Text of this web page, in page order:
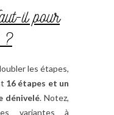
il pour
?
les étapes,
16 étapes et un
dénivelé. Notez,
variantes à